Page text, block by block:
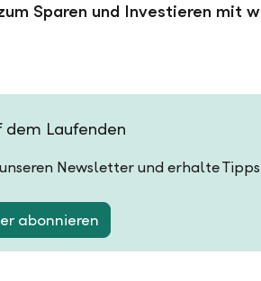
Sparen und Investieren mit
dem Laufenden
Newsletter und erhalte
abonnieren